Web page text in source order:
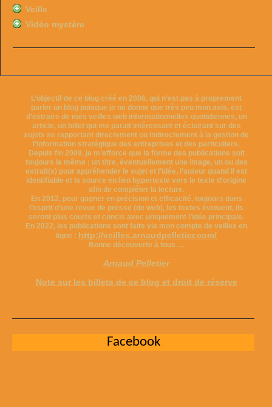
Veille
Vidéo mystère
L’objectif de ce blog créé en 2006, qui n’est pas à proprement
parler un blog puisque je ne donne que très peu mon avis, est
d’extraire de mes veilles web informationnelles quotidiennes, un
article, un billet qui me parait intéressant et éclairant sur des
sujets se rapportant directement ou indirectement à la gestion de
l’information stratégique des entreprises et des particuliers.
Depuis fin 2009, je m’efforce que la forme des publications soit
toujours la même ; un titre, éventuellement une image, un ou des
extrait(s) pour appréhender le sujet et l’idée, l’auteur quand il est
identifiable et la source en lien hypertexte vers le texte d’origine
afin de compléter la lecture.
En 2012, pour gagner en précision et efficacité, toujours dans
l’esprit d’une revue de presse (de web), les textes évoluent, ils
seront plus courts et concis avec uniquement l’idée principale.
En 2022, les publications sont faite via mon compte de veilles en
ligne : http://veilles.arnaudpelletier.com/
Bonne découverte à tous …
Arnaud Pelletier
Note sur les billets de ce blog et droit de réserve
Facebook